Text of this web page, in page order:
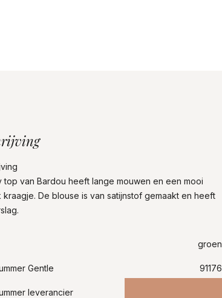
top van Bardou heeft lange mouwen en een mooi
kraagje. De blouse is van satijnstof gemaakt en heeft
groen
Gentle 91176
leverancier